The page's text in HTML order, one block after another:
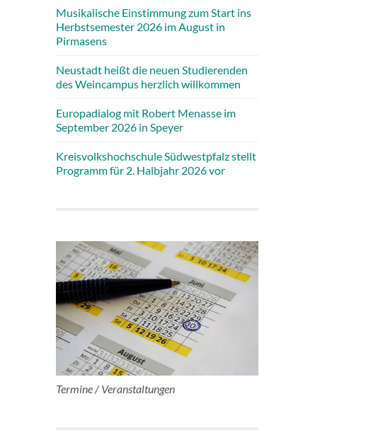
Musikalische Einstimmung zum Start ins
Herbstsemester 2026 im August in
Pirmasens
Neustadt heißt die neuen Studierenden
des Weincampus herzlich willkommen
Europadialog mit Robert Menasse im
September 2026 in Speyer
Kreisvolkshochschule Südwestpfalz stellt
Programm für 2. Halbjahr 2026 vor
Termine / Veranstaltungen